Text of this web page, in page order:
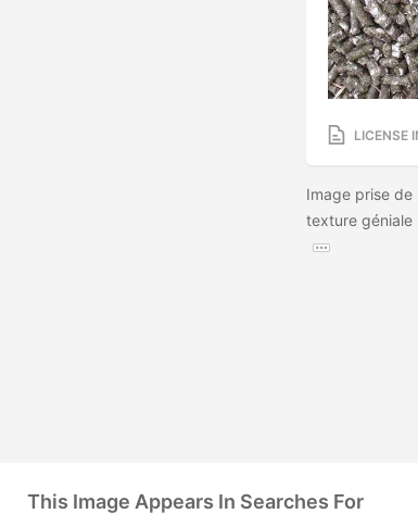
LICENSE
Image prise
texture géniale
This Image Appears In Searches For